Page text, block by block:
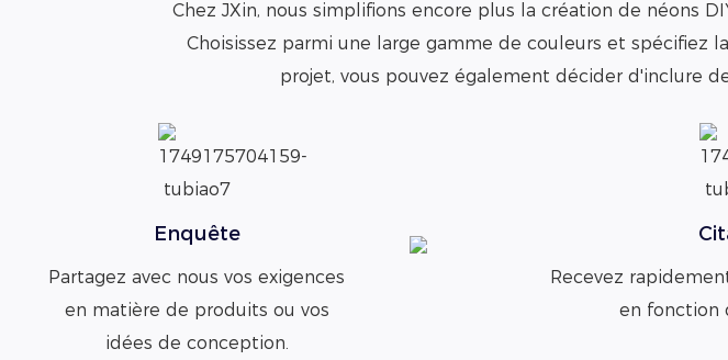
Chez JXin, nous simplifions encore plus la création de néons
Choisissez parmi une large gamme de couleurs et spécifiez
projet, vous pouvez également décider d'inclure
Enquête
Partagez avec nous vos exigences
en matière de produits ou vos
idées de conception.
Recevez
en fonction